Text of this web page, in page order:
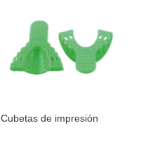
Cubetas de impresión